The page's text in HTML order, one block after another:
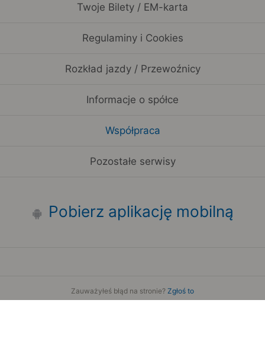
Twoje Bilety / EM-karta
Regulaminy i Cookies
Rozkład jazdy / Przewoźnicy
Informacje o spółce
Współpraca
Pozostałe serwisy
Pobierz aplikację mobilną
Zauważyłeś błąd na stronie? Zgłoś to